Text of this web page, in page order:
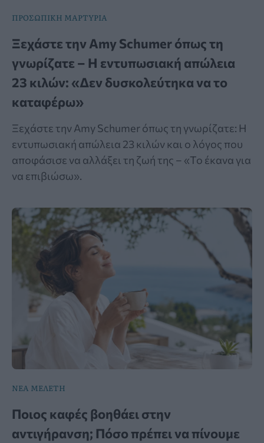
ΠΡΟΣΩΠΙΚΗ ΜΑΡΤΥΡΙΑ
Ξεχάστε την Amy Schumer όπως τη
γνωρίζατε – Η εντυπωσιακή απώλεια
23 κιλών: «Δεν δυσκολεύτηκα να το
καταφέρω»
Ξεχάστε την Amy Schumer όπως τη γνωρίζατε: Η
εντυπωσιακή απώλεια 23 κιλών και ο λόγος που
αποφάσισε να αλλάξει τη ζωή της – «Το έκανα για
να επιβιώσω».
ΝΕΑ ΜΕΛΕΤΗ
Ποιος καφές βοηθάει στην
αντιγήρανση; Πόσο πρέπει να πίνουμε